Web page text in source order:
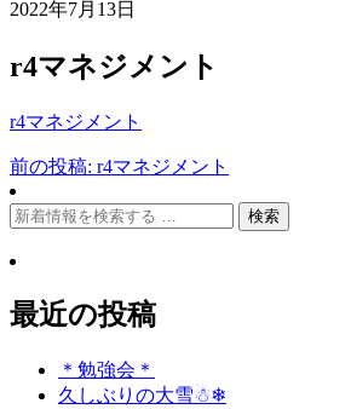
2022年7月13日
r4マネジメント
r4マネジメント
投
稿
ゲ
前の投稿: r4マネジメント
検
最近の投稿
＊勉強会＊
久しぶりの大雪☃❄